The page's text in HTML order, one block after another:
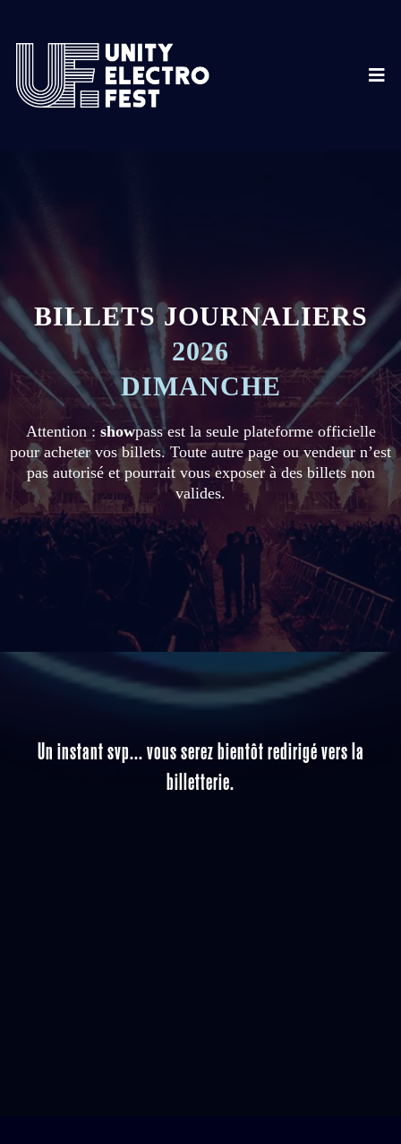
BILLETS JOURNALIERS
2026
DIMANCHE
Attention : showpass est la seule plateforme officielle
pour acheter vos billets. Toute autre page ou vendeur n’est
pas autorisé et pourrait vous exposer à des billets non
valides.
Un instant svp... vous serez bientôt redirigé vers la
billetterie.